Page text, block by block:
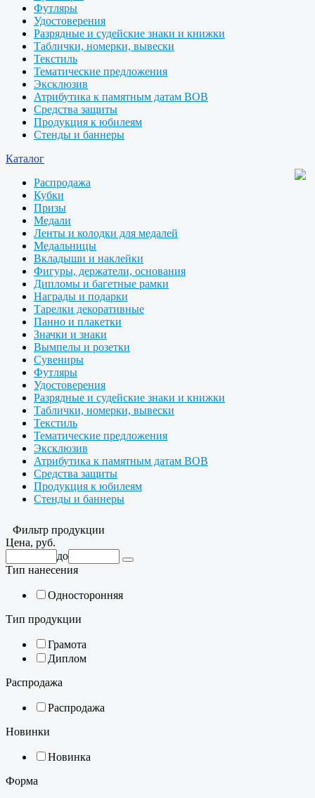
Футляры
Удостоверения
Разрядные и судейские знаки и книжки
Таблички, номерки, вывески
Текстиль
Тематические предложения
Эксклюзив
Атрибутика к памятным датам ВОВ
Средства защиты
Продукция к юбилеям
Стенды и баннеры
Каталог
Распродажа
Кубки
Призы
Медали
Ленты и колодки для медалей
Медальницы
Вкладыши и наклейки
Фигуры, держатели, основания
Дипломы и багетные рамки
Награды и подарки
Тарелки декоративные
Панно и плакетки
Значки и знаки
Вымпелы и розетки
Сувениры
Футляры
Удостоверения
Разрядные и судейские знаки и книжки
Таблички, номерки, вывески
Текстиль
Тематические предложения
Эксклюзив
Атрибутика к памятным датам ВОВ
Средства защиты
Продукция к юбилеям
Стенды и баннеры
Фильтр продукции
Цена, руб.
до
Тип нанесения
Односторонняя
Тип продукции
Грамота
Диплом
Распродажа
Распродажа
Новинки
Новинка
Форма